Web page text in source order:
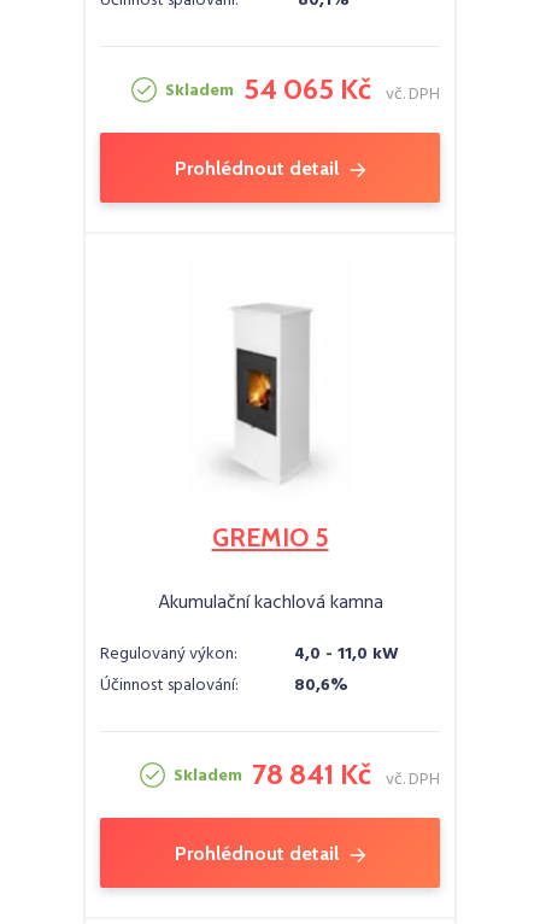
Skladem 54 065 Kč vč. DPH
Prohlédnout detail
GREMIO 5
Akumulační kachlová kamna
Regulovaný výkon:
4,0 - 11,0 kW
Účinnost spalování:
80,6%
Skladem 78 841 Kč vč. DPH
Prohlédnout detail